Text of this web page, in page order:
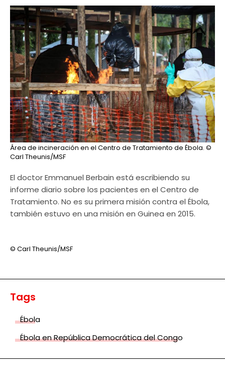
Área de incineración en el Centro de Tratamiento de Ébola. ©
Carl Theunis/MSF
El doctor Emmanuel Berbain está escribiendo su
informe diario sobre los pacientes en el Centro de
Tratamiento. No es su primera misión contra el Ébola,
también estuvo en una misión en Guinea en 2015.
© Carl Theunis/MSF
Tags
Ébola
Ébola en República Democrática del Congo